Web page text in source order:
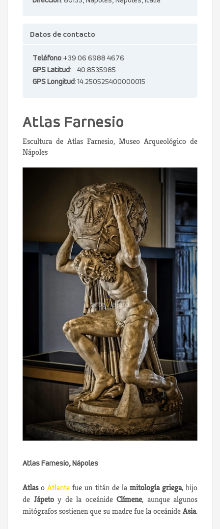
Datos de contacto
Teléfono:+39 06 6988 4676
GPS Latitud: 40.8535985
GPS Longitud: 14.250525400000015
Atlas Farnesio
Escultura de Atlas Farnesio, Museo Arqueológico de
Nápoles
Atlas Farnesio, Nápoles
AtlasoAtlante fue un titán de la mitología griega, hijo
de Jápetoy de la oceánide Clímene, aunque algunos
mitógrafos sostienen que su madre fue la oceánideAsia.